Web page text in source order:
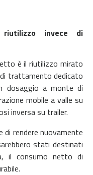
invece di
è il riutilizzo mirato
di trattamento dedicato
dosaggio a monte di
mobile a valle su
inversa su trailer.
di rendere nuovamente
stati destinati
il consumo netto di